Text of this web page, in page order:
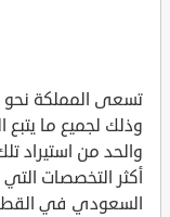
تسعى المملكة نحو
وذلك لجميع ما
والحد من استيراد
أكثر التخصصات
السعودي في